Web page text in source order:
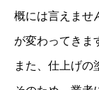
概には言えませ
が変わってきま
また、仕上げの